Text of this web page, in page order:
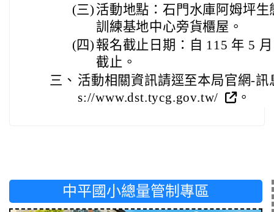
(三) 活動地點：石門水庫阿姆坪
訓練基地中心旁貨櫃屋。
(四) 報名截止日期：自 115 年 5
截止。
三、 活動相關資訊請逕至本局官網-
s://www.dst.tycg.gov.tw/
。
中平國小總量管制專區